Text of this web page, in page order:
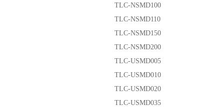
TLC-NSMD100
TLC-NSMD110
TLC-NSMD150
TLC-NSMD200
TLC-USMD005
TLC-USMD010
TLC-USMD020
TLC-USMD035